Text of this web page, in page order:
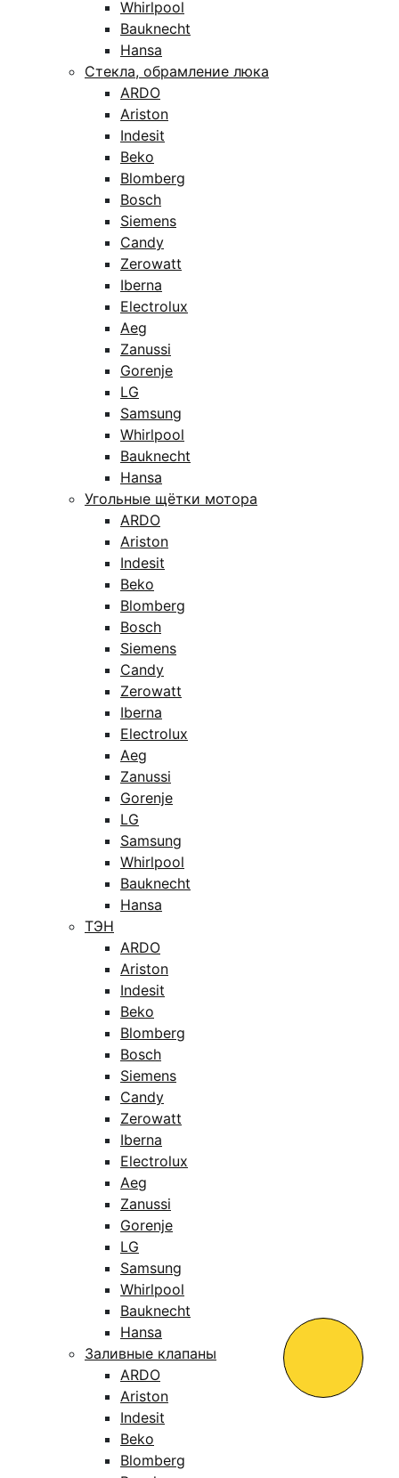
Whirlpool
Bauknecht
Hansa
Стекла, обрамление люка
ARDO
Ariston
Indesit
Beko
Blomberg
Bosch
Siemens
Candy
Zerowatt
Iberna
Electrolux
Aeg
Zanussi
Gorenje
LG
Samsung
Whirlpool
Bauknecht
Hansa
Угольные щётки мотора
ARDO
Ariston
Indesit
Beko
Blomberg
Bosch
Siemens
Candy
Zerowatt
Iberna
Electrolux
Aeg
Zanussi
Gorenje
LG
Samsung
Whirlpool
Bauknecht
Hansa
ТЭН
ARDO
Ariston
Indesit
Beko
Blomberg
Bosch
Siemens
Candy
Zerowatt
Iberna
Electrolux
Aeg
Zanussi
Gorenje
LG
Samsung
Whirlpool
Bauknecht
Hansa
Заливные клапаны
ARDO
Ariston
Indesit
Beko
Blomberg